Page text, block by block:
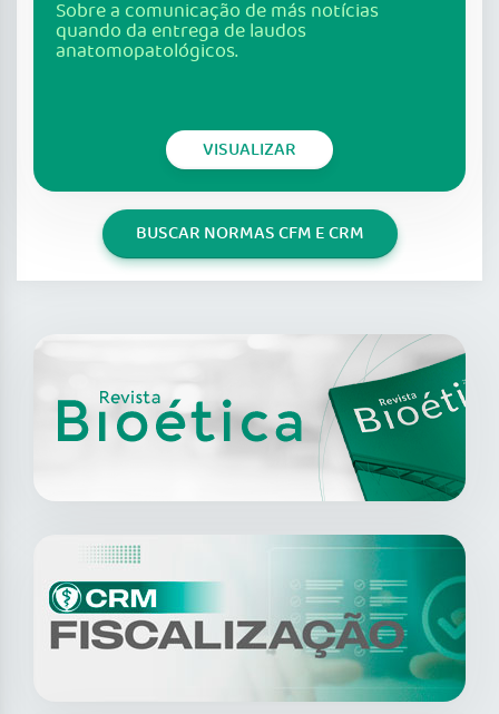
Sobre a comunicação de más notícias
quando da entrega de laudos
anatomopatológicos.
VISUALIZAR
BUSCAR NORMAS CFM E CRM